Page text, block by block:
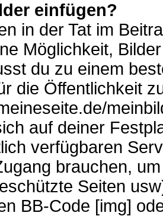
einfügen?
in der Tat im
Möglichkeit,
du zu einem
die Öffentlichkeit
auf deiner
verfügbaren
brauchen,
Seiten
BB-Code [img]